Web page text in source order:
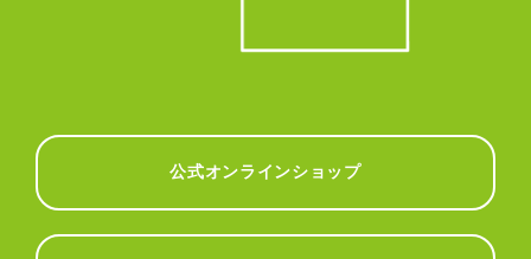
公式オンラインショップ